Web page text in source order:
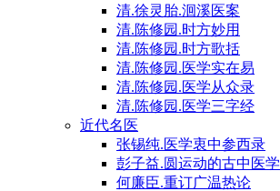
清.徐灵胎.洄溪医案
清.陈修园.时方妙用
清.陈修园.时方歌括
清.陈修园.医学实在易
清.陈修园.医学从众录
清.陈修园.医学三字经
近代名医
张锡纯.医学衷中参西录
彭子益.圆运动的古中医学
何廉臣.重订广温热论